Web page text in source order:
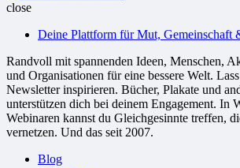
Welt
close
Deine Plattform für Mut, Gemeinschaft
Randvoll mit spannenden Ideen, Menschen,
und Organisationen für eine bessere Welt.
Newsletter inspirieren. Bücher, Plakate und
unterstützen dich bei deinem Engagement. In
Webinaren kannst du Gleichgesinnte treffen,
vernetzen. Und das seit 2007.
Blog